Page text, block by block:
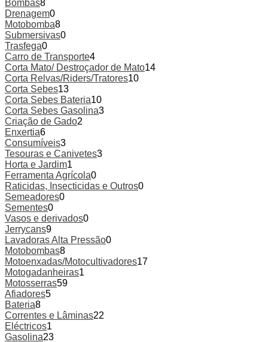
Bombas8
Drenagem0
Motobomba8
Submersivas0
Trasfega0
Carro de Transporte4
Corta Mato/ Destroçador de Mato14
Corta Relvas/Riders/Tratores10
Corta Sebes13
Corta Sebes Bateria10
Corta Sebes Gasolina3
Criação de Gado2
Enxertia6
Consumíveis3
Tesouras e Canivetes3
Horta e Jardim1
Ferramenta Agrícola0
Raticidas, Insecticidas e Outros0
Semeadores0
Sementes0
Vasos e derivados0
Jerrycans9
Lavadoras Alta Pressão0
Motobombas8
Motoenxadas/Motocultivadores17
Motogadanheiras1
Motosserras59
Afiadores5
Bateria8
Correntes e Lâminas22
Eléctricos1
Gasolina23